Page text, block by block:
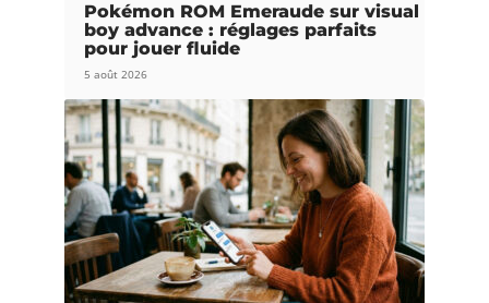
Pokémon ROM Emeraude sur visual
boy advance : réglages parfaits
pour jouer fluide
5 août 2026